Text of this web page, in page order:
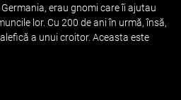
erau gnomi care îi ajutau
lor. Cu 200 de ani în urmă, însă,
a unui croitor. Aceasta este